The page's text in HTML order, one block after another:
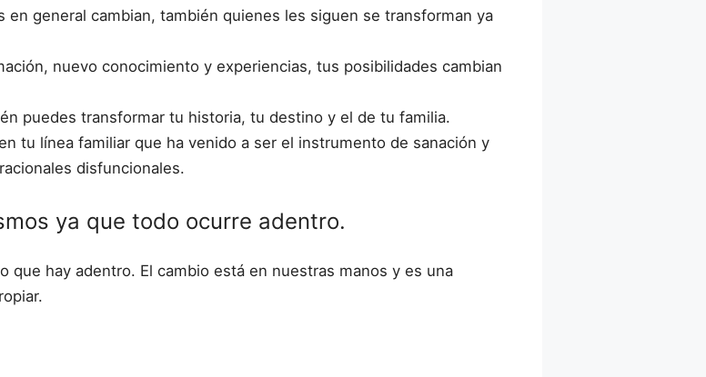
en general cambian, también quienes les siguen se transforman ya
nuevo conocimiento y experiencias, tus posibilidades cambian
puedes transformar tu historia, tu destino y el de tu familia.
tu línea familiar que ha venido a ser el instrumento de sanación y
disfuncionales.
ya que todo ocurre adentro.
que hay adentro. El cambio está en nuestras manos y es una